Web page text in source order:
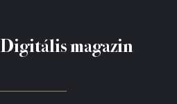
Digitális magazin